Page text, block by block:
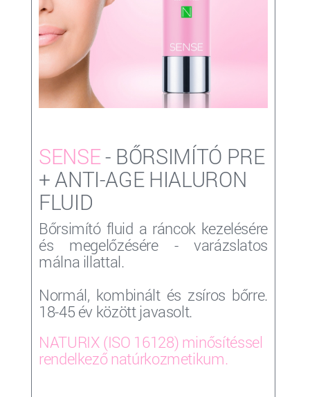
SENSE- BŐRSIMÍTÓ PRE
+ ANTI-AGE HIALURON
FLUID
Bőrsimító fluid a ráncok kezelésére
és megelőzésére - varázslatos
málna illattal.
Normál, kombinált és zsíros bőrre.
18-45 év között javasolt.
NATURIX (ISO 16128) minősítéssel
rendelkező natúrkozmetikum.